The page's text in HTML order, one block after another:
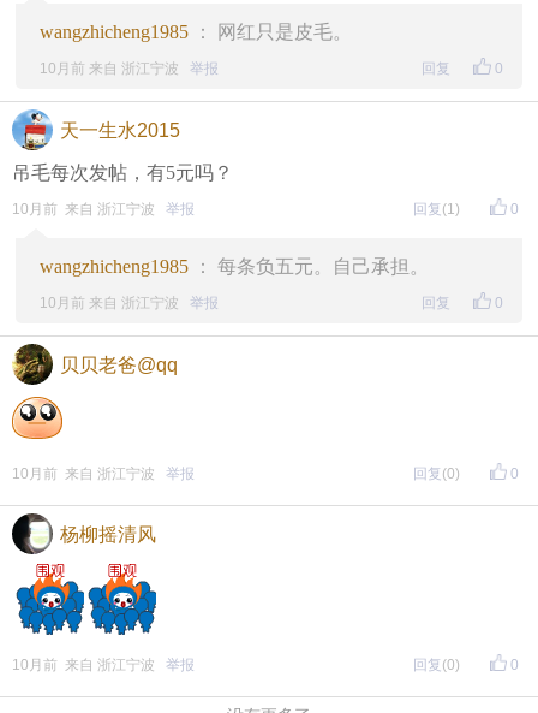
wangzhicheng1985 ： 网红只是皮毛。
0
10月前 来自 浙江宁波 举报 回复
天一生水2015
吊毛每次发帖，有5元吗？
0
10月前 来自 浙江宁波 举报 回复 (1)
wangzhicheng1985 ： 每条负五元。自己承担。
0
10月前 来自 浙江宁波 举报 回复
贝贝老爸@qq
0
10月前 来自 浙江宁波 举报 回复 (0)
杨柳摇清风
0
10月前 来自 浙江宁波 举报 回复 (0)